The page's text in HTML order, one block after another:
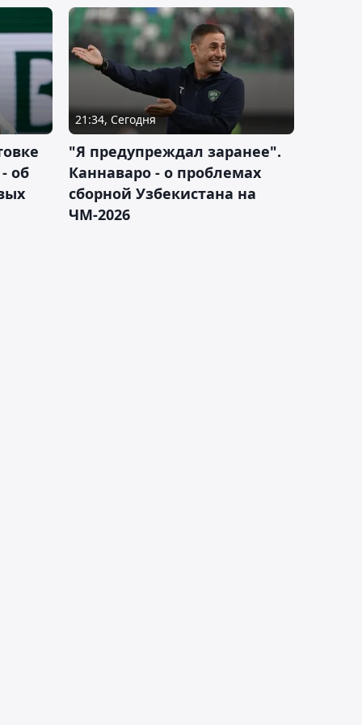
об
21:34, Сегодня
"Я предупреждал заранее".
Каннаваро - о проблемах
сборной Узбекистана на
ЧМ-2026